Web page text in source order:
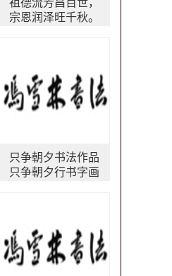
祖德流芳昌百世，
宗恩润泽旺千秋。
只争朝夕书法作品
只争朝夕行书字画